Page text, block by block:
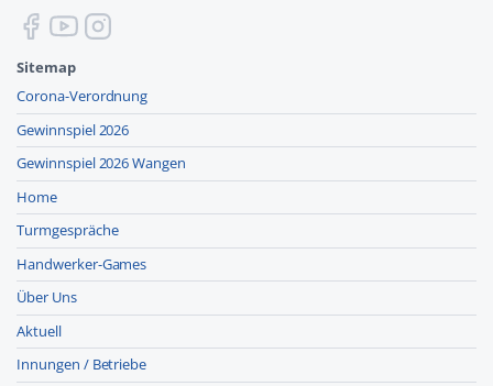
Sitemap
Corona-Verordnung
Gewinnspiel 2026
Gewinnspiel 2026 Wangen
Home
Turmgespräche
Handwerker-Games
Über Uns
Aktuell
Innungen / Betriebe